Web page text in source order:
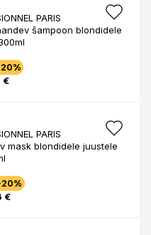
PARIS
šampoon blondidele
€
PARIS
mask blondidele juustele
€